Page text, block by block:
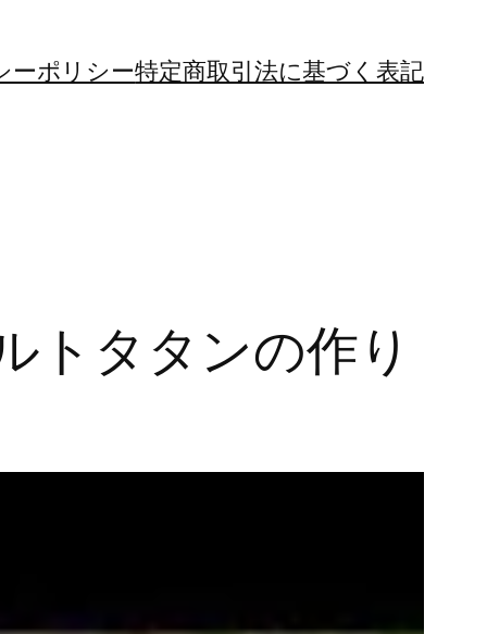
ーポリシー特定商取引法に基づく表記
トタタンの作り